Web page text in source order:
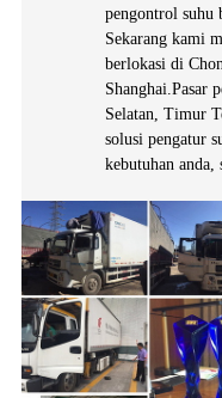
pengontrol suhu
Sekarang kami
berlokasi di
Shanghai.Pasar
Selatan, Timur
solusi pengatur
kebutuhan